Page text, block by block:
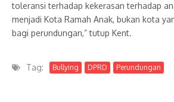
toleransi terhadap kekerasan terhadap
menjadi Kota Ramah Anak, bukan kota
bagi perundungan,” tutup Kent.
Tag: Bullying DPRD Perundungan